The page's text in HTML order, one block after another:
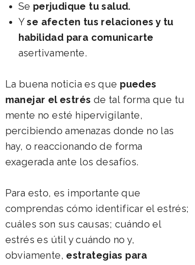
Se perjudique tu salud.
Yse afecten tus relaciones y tu
habilidad para comunicarte
asertivamente.
La buena noticia es que puedes
manejar el estrés de tal forma que tu
mente no esté hipervigilante,
percibiendo amenazas donde no las
hay, o reaccionando de forma
exagerada ante los desafíos.
Para esto, es importante que
comprendas cómo identificar el estrés;
cuáles son sus causas; cuándo el
estrés es útil y cuándo no y,
obviamente, estrategias para